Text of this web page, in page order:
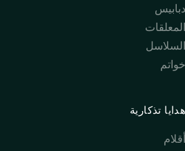
دبابيس
المعلقات
السلاسل
خواتم
هدايا تذكارية
أقلام